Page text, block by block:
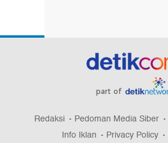
part of
Redaksi Pedoman Media Siber
Info Iklan
Privacy Policy